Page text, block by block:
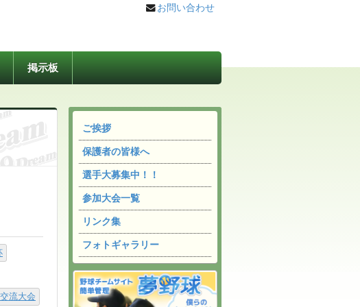
お問い合わせ
掲示板
ご挨拶
保護者の皆様へ
選手大募集中！！
参加大会一覧
リンク集
フォトギャラリー
流大会